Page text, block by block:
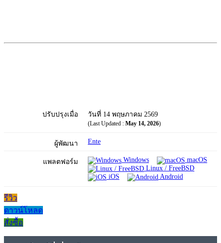
ปรับปรุงเมื่อ วันที่ 14 พฤษภาคม 2569
(Last Updated : May 14, 2026)
ผู้พัฒนา Ente
แพลตฟอร์ม Windows
macOS
Linux / FreeBSD
iOS
Android
รีวิว
ดาวน์โหลด
สั่งซื้อ